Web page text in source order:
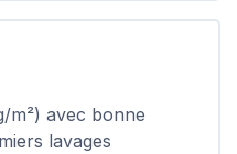
m²) avec bonne
lavages